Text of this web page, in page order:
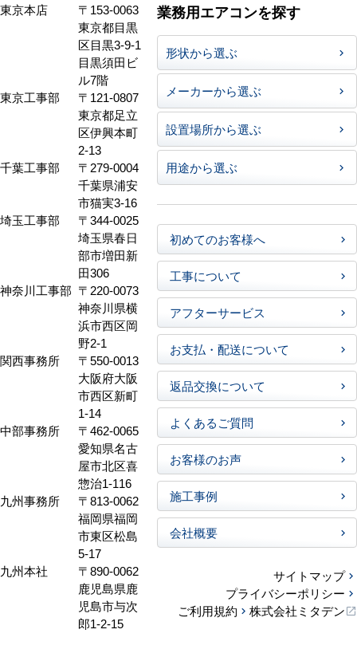
東京本店
〒153-0063
東京都目黒
区目黒3-9-1
目黒須田ビ
ル7階
東京工事部
〒121-0807
東京都足立
区伊興本町
2-13
千葉工事部
〒279-0004
千葉県浦安
市猫実3-16
埼玉工事部
〒344-0025
埼玉県春日
部市増田新
田306
神奈川工事部 〒220-0073
神奈川県横
浜市西区岡
野2-1
関西事務所
〒550-0013
大阪府大阪
市西区新町
1-14
中部事務所
〒462-0065
愛知県名古
屋市北区喜
惣治1-116
九州事務所
〒813-0062
福岡県福岡
市東区松島
5-17
九州本社
〒890-0062
鹿児島県鹿
児島市与次
郎1-2-15
業務用エアコンを探す
形状から選ぶ
メーカーから選ぶ
設置場所から選ぶ
用途から選ぶ
初めてのお客様へ
工事について
アフターサービス
お支払・配送について
返品交換について
よくあるご質問
お客様のお声
施工事例
会社概要
サイトマップ
プライバシーポリシー
ご利用規約
株式会社ミタデン